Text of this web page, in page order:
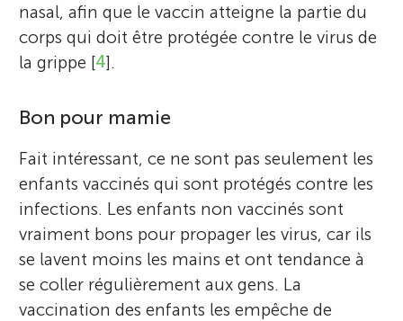
nasal, afin que le vaccin atteigne la partie du
corps qui doit être protégée contre le virus de
la grippe [4].
Bon pour mamie
Fait intéressant, ce ne sont pas seulement les
enfants vaccinés qui sont protégés contre les
infections. Les enfants non vaccinés sont
vraiment bons pour propager les virus, car ils
se lavent moins les mains et ont tendance à
se coller régulièrement aux gens. La
vaccination des enfants les empêche de